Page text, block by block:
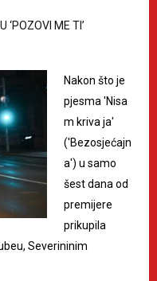
‘POZOVI ME TI’
Nakon što je
pjesma 'Nisa
m kriva ja'
('Bezosjećajn
a') u samo
šest dana od
premijere
prikupila
Severininim